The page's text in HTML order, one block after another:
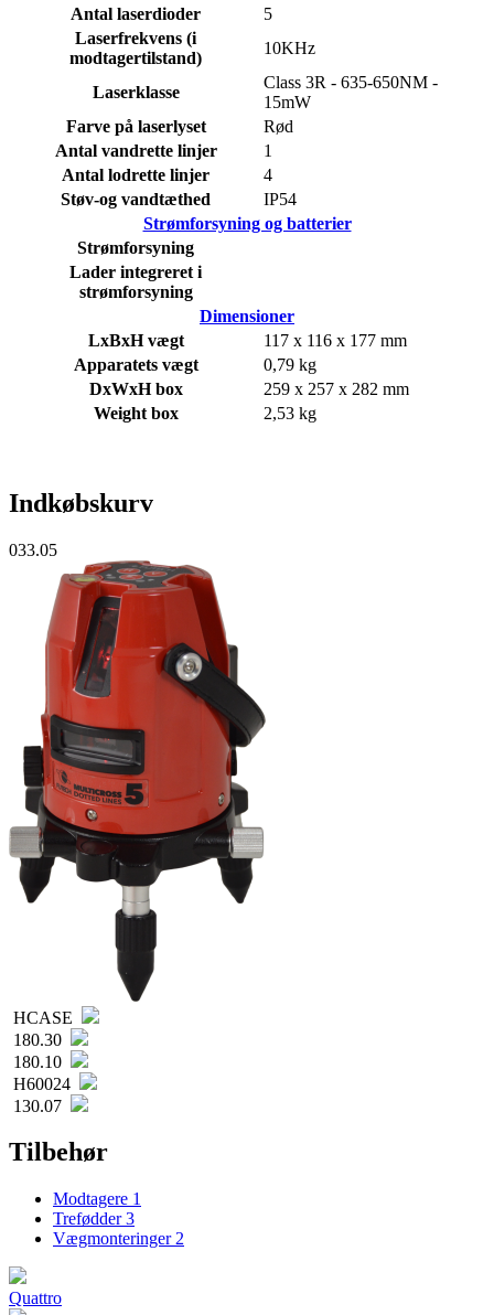
Antal laserdioder
5
Laserfrekvens (i
modtagertilstand)
10KHz
Laserklasse
Class 3R - 635-650NM -
15mW
Farve på laserlyset
Rød
Antal vandrette linjer
1
Antal lodrette linjer
4
Støv-og vandtæthed
IP54
Strømforsyning og batterier
Strømforsyning
Lader integreret i
strømforsyning
Dimensioner
LxBxH vægt
117 x 116 x 177 mm
Apparatets vægt
0,79 kg
DxWxH box
259 x 257 x 282 mm
Weight box
2,53 kg
Indkøbskurv
033.05
HCASE
180.30
180.10
H60024
130.07
Tilbehør
Modtagere 1
Trefødder3
Vægmonteringer 2
Quattro